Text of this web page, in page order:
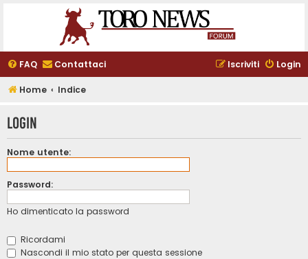
FAQ Contattaci Login
Iscriviti
Home Indice
Login
Nome utente:
Password:
Ho dimenticato la password
Ricordami
Nascondi il mio stato per questa sessione